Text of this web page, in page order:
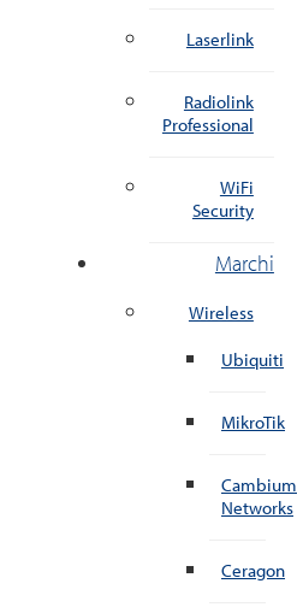
Laserlink
Radiolink
Professional
WiFi
Security
Marchi
Wireless
Ubiquiti
MikroTik
Cambium
Networks
Ceragon